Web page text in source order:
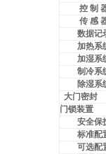
控 制
传 感
数据记
加热系
加湿系
制冷系
除湿系
大门密封
门锁装置
安全保
标准配
可选配